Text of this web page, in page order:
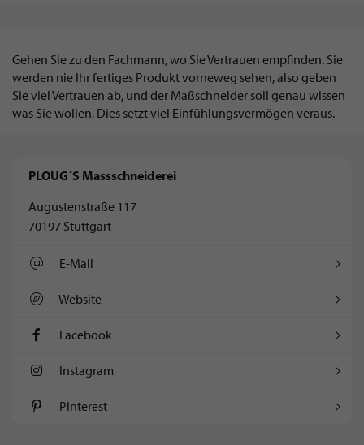
Gehen Sie zu den Fachmann, wo Sie Vertrauen empfinden. Sie
werden nie Ihr fertiges Produkt vorneweg sehen, also geben
Sie viel Vertrauen ab, und der Maßschneider soll genau wissen
was Sie wollen, Dies setzt viel Einfühlungsvermögen veraus.
PLOUG´S Massschneiderei
Augustenstraße 117
70197 Stuttgart
E-Mail
Website
Facebook
Instagram
Pinterest